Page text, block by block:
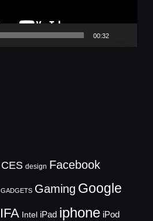
00:32
CES design Facebook
GADGETS Gaming Google
IFA Intel iPad iphone iPod